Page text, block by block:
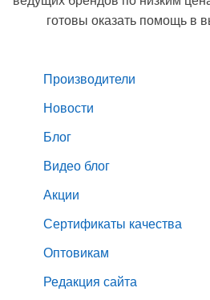
готовы оказать помощь в
Производители
Новости
Блог
Видео блог
Акции
Сертификаты качества
Оптовикам
Редакция сайта